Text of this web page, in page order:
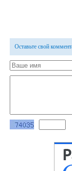
Оставьте свой